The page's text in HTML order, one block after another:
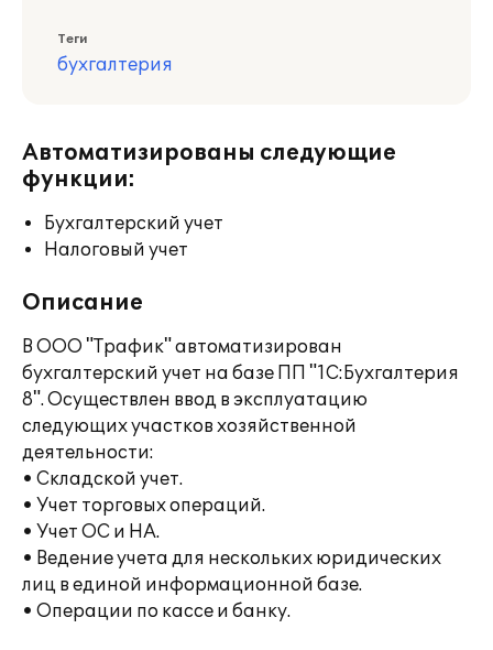
Теги
бухгалтерия
Автоматизированы следующие
функции:
Бухгалтерский учет
Налоговый учет
Описание
В ООО "Трафик" автоматизирован
бухгалтерский учет на базе ПП "1С:Бухгалтерия
8". Осуществлен ввод в эксплуатацию
следующих участков хозяйственной
деятельности:
• Складской учет.
• Учет торговых операций.
• Учет ОС и НА.
• Ведение учета для нескольких юридических
лиц в единой информационной базе.
• Операции по кассе и банку.